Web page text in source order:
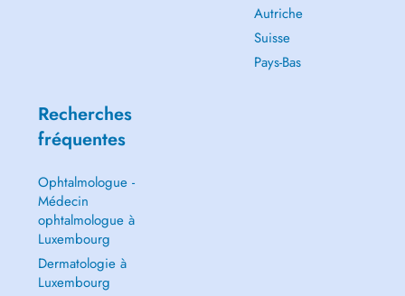
Autriche
Suisse
Pays-Bas
Recherches
fréquentes
Ophtalmologue -
Médecin
ophtalmologue à
Luxembourg
Dermatologie à
Luxembourg